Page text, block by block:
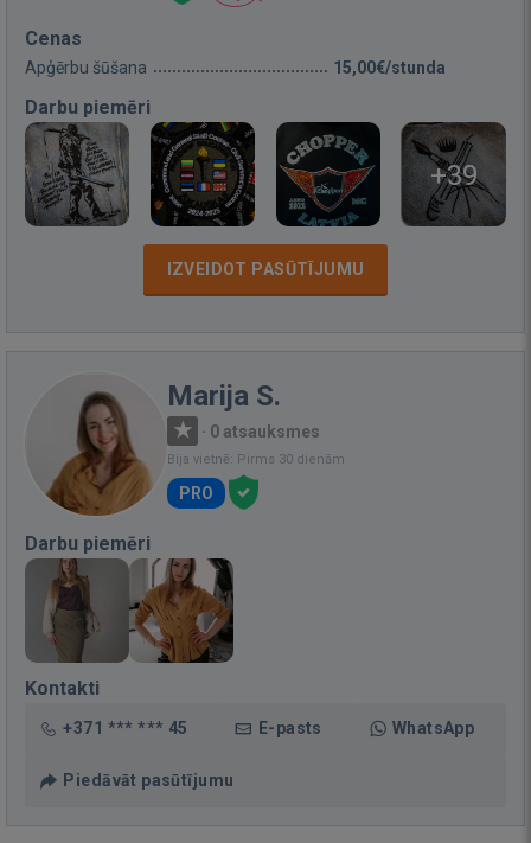
Cenas
Apģērbu šūšana 15,00€/stunda
Darbu piemēri
+39
IZVEIDOT PASŪTĪJUMU
Marija S.
· 0 atsauksmes
Bija vietnē: Pirms 30 dienām
PRO
Darbu piemēri
Kontakti
+371 *** *** 45 E-pasts WhatsApp
Piedāvāt pasūtījumu